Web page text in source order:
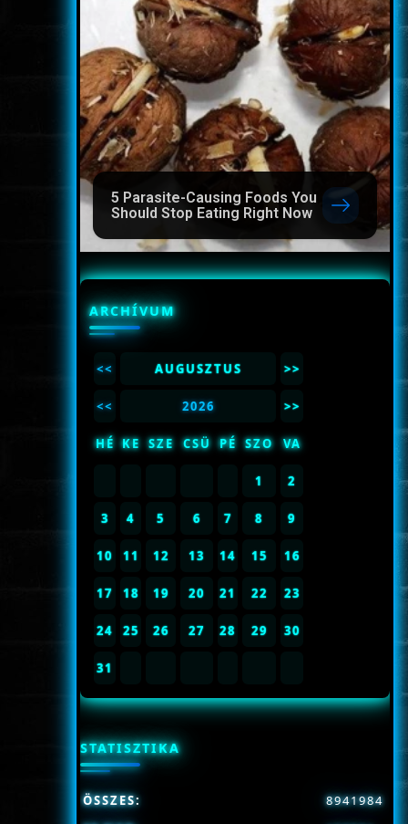
5 Parasite-Causing Foods You
Should Stop Eating Right Now
ARCHÍVUM
<< AUGUSZTUS >>
<< 2026 >>
HÉ KE SZE CSÜ PÉ SZO VA
1 2
3 4 5 6 7 8 9
10 11 12 13 14 15 16
17 18 19 20 21 22 23
24 25 26 27 28 29 30
31
STATISZTIKA
ÖSSZES:
8941984